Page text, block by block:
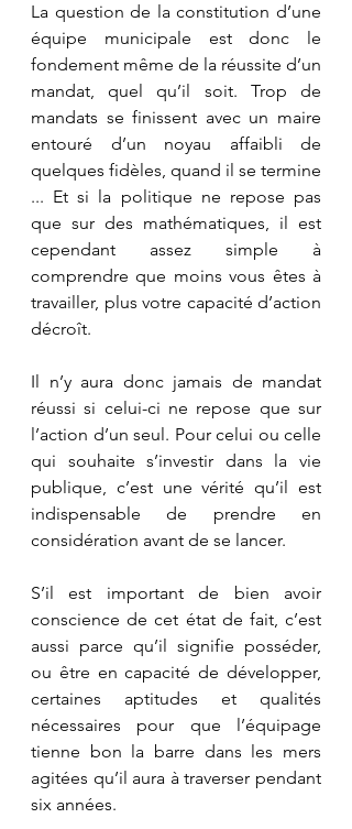
La question de la constitution d’une
équipe municipale est donc le
fondement même de la réussite d’un
mandat, quel qu’il soit. Trop de
mandats se finissent avec un maire
entouré d’un noyau affaibli de
quelques fidèles, quand il se termine
... Et si la politique ne repose pas
que sur des mathématiques, il est
cependant assez simple à
comprendre que moins vous êtes à
travailler, plus votre capacité d’action
décroît.
Il n’y aura donc jamais de mandat
réussi si celui-ci ne repose que sur
l’action d’un seul. Pour celui ou celle
qui souhaite s’investir dans la vie
publique, c’est une vérité qu’il est
indispensable de prendre en
considération avant de se lancer.
S’il est important de bien avoir
conscience de cet état de fait, c’est
aussi parce qu’il signifie posséder,
ou être en capacité de développer,
certaines aptitudes et qualités
nécessaires pour que l’équipage
tienne bon la barre dans les mers
agitées qu’il aura à traverser pendant
six années.